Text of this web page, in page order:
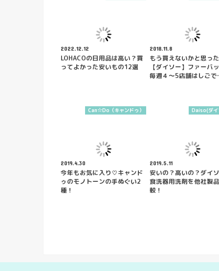
2022.12.12
LOHACOの日用品は高い？買
ってよかった安いもの12選
2018.11.8
もう買えないかと思っ
【ダイソー】ファーバ
毎週４～5店舗はしご
Can☆Do（キャンドゥ）
2019.4.30
今年もお気に入り♡キャンド
ゥのモノトーンの手ぬぐい2
種！
Daiso(ダイ
2019.5.11
安いの？高いの？ダイ
食洗器用洗剤を他社製
較！